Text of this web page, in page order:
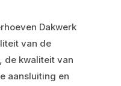
Dakwerk
van de
de kwaliteit van
aansluiting en